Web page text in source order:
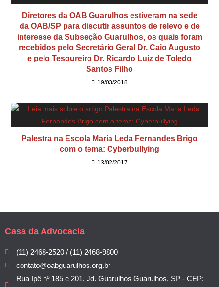
Diretores da OAB Guarulhos estiveram na sede
da OAB/SP para discutir assuntos de relevo e de
interesse da Subseção Guarulhos, os quais foram
recebidos pelo Secretário Geral Dr. Caio Augusto
e pelo Tesoureiro Dr. Ricardo Luiz de Toledo
Santos Filho
19/03/2018
Palestra na Escola Maria Leda Fernandes Brigo
com o tema: Cyberbullying
13/02/2017
Casa da Advocacia
(11) 2468-2520 / (11) 2468-9800
contato@oabguarulhos.org.br
Rua Ipê nº 185 e 201, Jd. Guarulhos Guarulhos, SP - CEP: